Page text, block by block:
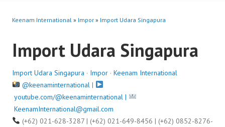
Keenam International » Impor » Import Udara Singapura
Import Udara Singapura
Import Udara Singapura · Impor · Keenam International
@keenaminternational|
youtube.com/@keenaminternational |
KeenamInternational@gmail.com
(+62) 021-628-3287 | (+62) 021-649-8456 | (+62) 0852-8276-